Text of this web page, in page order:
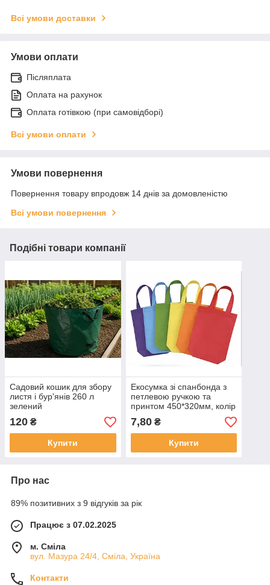
Всі умови доставки
Умови оплати
Післяплата
Оплата на рахунок
Оплата готівкою (при самовідборі)
Всі умови оплати
Умови повернення
Повернення товару впродовж 14 днів за домовленістю
Всі умови повернення
Подібні товари компанії
Садовий кошик для збору
листя і бур'янів 260 л
зелений
120 ₴
Купити
Екосумка зі спанбонда з
петлевою ручкою та
принтом 450*320мм, колір
в асортименті
7,80₴
Купити
Про нас
89% позитивних з 9 відгуків за рік
Працює з 07.02.2025
м. Сміла
вул. Мазура 24/4, Сміла, Україна
Контакти